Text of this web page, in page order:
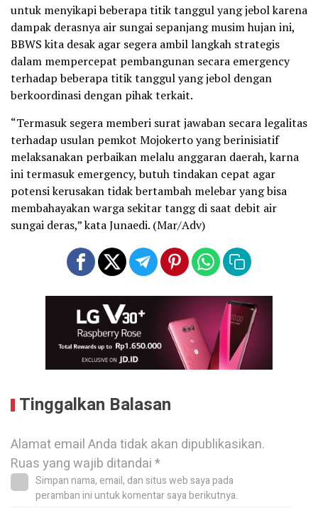
untuk menyikapi beberapa titik tanggul yang jebol karena
dampak derasnya air sungai sepanjang musim hujan ini,
BBWS kita desak agar segera ambil langkah strategis
dalam mempercepat pembangunan secara emergency
terhadap beberapa titik tanggul yang jebol dengan
berkoordinasi dengan pihak terkait.
“Termasuk segera memberi surat jawaban secara legalitas
terhadap usulan pemkot Mojokerto yang berinisiatif
melaksanakan perbaikan melalu anggaran daerah, karna
ini termasuk emergency, butuh tindakan cepat agar
potensi kerusakan tidak bertambah melebar yang bisa
membahayakan warga sekitar tangg di saat debit air
sungai deras,” kata Junaedi. (Mar/Adv)
Tinggalkan Balasan
Alamat email Anda tidak akan dipublikasikan.
Ruas yang wajib ditandai*
Simpan nama, email, dan situs web saya pada
peramban ini untuk komentar saya berikutnya.